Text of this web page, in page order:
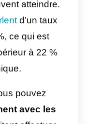
contenues
peut
cliniques qui
rapidement
dans sa